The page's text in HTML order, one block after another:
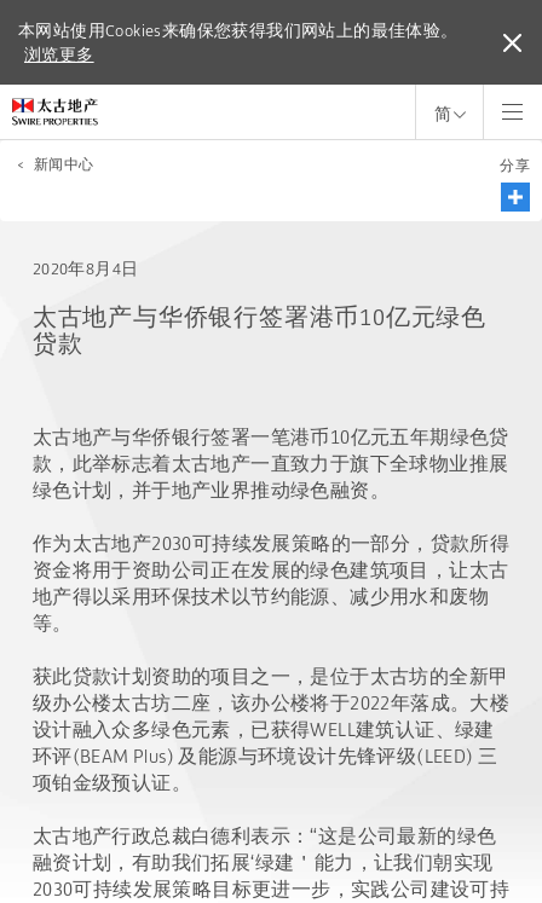
本网站使用Cookies来确保您获得我们网站上的最佳体验。
浏览更多
本网站使用Cookies来确保您获得我们网站上的最佳体验。
浏览更多
简
< 新闻中心 分享
2020年8月4日
太古地产与华侨银行签署港币10亿元绿色
贷款
太古地产与华侨银行签署一笔港币10亿元五年期绿色贷
款，此举标志着太古地产一直致力于旗下全球物业推展
绿色计划，并于地产业界推动绿色融资。
作为太古地产2030可持续发展策略的一部分，贷款所得
资金将用于资助公司正在发展的绿色建筑项目，让太古
地产得以采用环保技术以节约能源、减少用水和废物
等。
获此贷款计划资助的项目之一，是位于太古坊的全新甲
级办公楼太古坊二座，该办公楼将于2022年落成。大楼
设计融入众多绿色元素，已获得WELL建筑认证、绿建
环评(BEAM Plus) 及能源与环境设计先锋评级(LEED) 三
项铂金级预认证。
太古地产行政总裁白德利表示：“这是公司最新的绿色
融资计划，有助我们拓展‘绿建＇能力，让我们朝实现
2030可持续发展策略目标更进一步，实践公司建设可持